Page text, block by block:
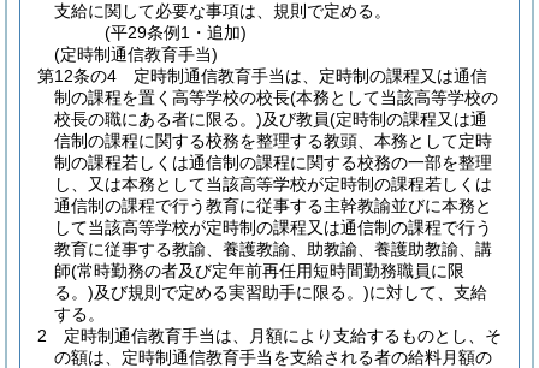
支給に関して必要な事項は、規則で定める。
(平29条例1・追加)
(定時制通信教育手当)
第12条の4
定時制通信教育手当は、定時制の課程又は通信
制の課程を置く高等学校の校長(本務として当該高等学校の
校長の職にある者に限る。)及び教員(定時制の課程又は通
信制の課程に関する校務を整理する教頭、本務として定時
制の課程若しくは通信制の課程に関する校務の一部を整理
し、又は本務として当該高等学校が定時制の課程若しくは
通信制の課程で行う教育に従事する主幹教諭並びに本務と
して当該高等学校が定時制の課程又は通信制の課程で行う
教育に従事する教諭、養護教諭、助教諭、養護助教諭、講
師(常時勤務の者及び定年前再任用短時間勤務職員に限
る。)及び規則で定める実習助手に限る。)に対して、支給
する。
2
定時制通信教育手当は、月額により支給するものとし、そ
の額は、定時制通信教育手当を支給される者の給料月額の